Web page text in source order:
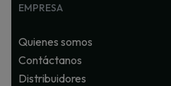
EMPRESA
Quienes somos
Contáctanos
Distribuidores